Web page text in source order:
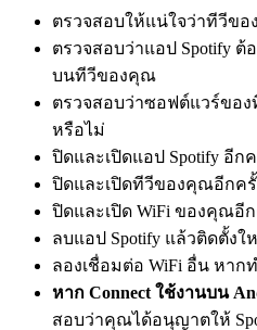
ตรวจสอบให้แน่ใจว่าทีวีข
ตรวจสอบว่าแอป Spotify ต้
บนทีวีของคุณ
ตรวจสอบว่าซอฟต์แวร์ขอ
หรือไม่
ปิดและเปิดแอป Spotify อีก
ปิดและเปิดทีวีของคุณอีกครั้
ปิดและเปิด WiFi ของคุณอี
ลบแอป Spotify แล้วติดตั้ง
ลองเชื่อมต่อ WiFi อื่น หาก
หาก Connect ใช้งานบน
สอบว่าคุณได้อนุญาตให้